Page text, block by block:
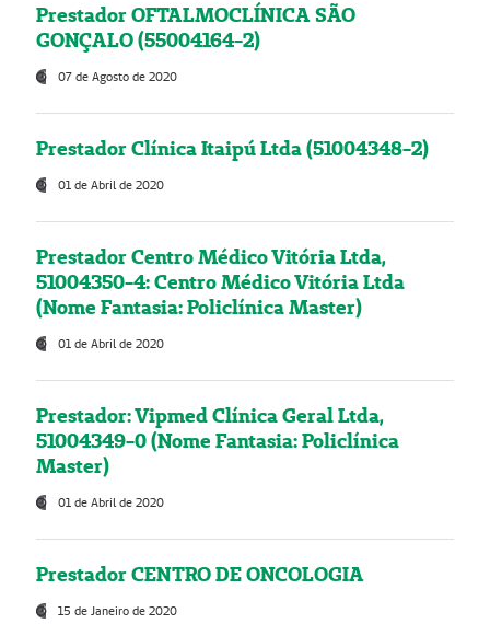
Prestador OFTALMOCLÍNICA SÃO
GONÇALO (55004164-2)
07 de Agosto de 2020
Prestador Clínica Itaipú Ltda (51004348-2)
01 de Abril de 2020
Prestador Centro Médico Vitória Ltda,
51004350-4: Centro Médico Vitória Ltda
(Nome Fantasia: Policlínica Master)
01 de Abril de 2020
Prestador: Vipmed Clínica Geral Ltda,
51004349-0 (Nome Fantasia: Policlínica
Master)
01 de Abril de 2020
Prestador CENTRO DE ONCOLOGIA
15 de Janeiro de 2020